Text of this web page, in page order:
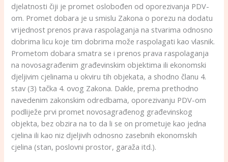
djelatnosti čiji je promet oslobođen od oporezivanja PDV-
om. Promet dobara je u smislu Zakona o porezu na dodatu
vrijednost prenos prava raspolaganja na stvarima odnosno
dobrima licu koje tim dobrima može raspolagati kao vlasnik.
Prometom dobara smatra se i prenos prava raspolaganja
na novosagrađenim građevinskim objektima ili ekonomski
djeljivim cjelinama u okviru tih objekata, a shodno članu 4.
stav (3) tačka 4. ovog Zakona. Dakle, prema prethodno
navedenim zakonskim odredbama, oporezivanju PDV-om
podliježe prvi promet novosagrađenog građevinskog
objekta, bez obzira na to da li se on prometuje kao jedna
cjelina ili kao niz djeljivih odnosno zasebnih ekonomskih
cjelina (stan, poslovni prostor, garaža itd.).